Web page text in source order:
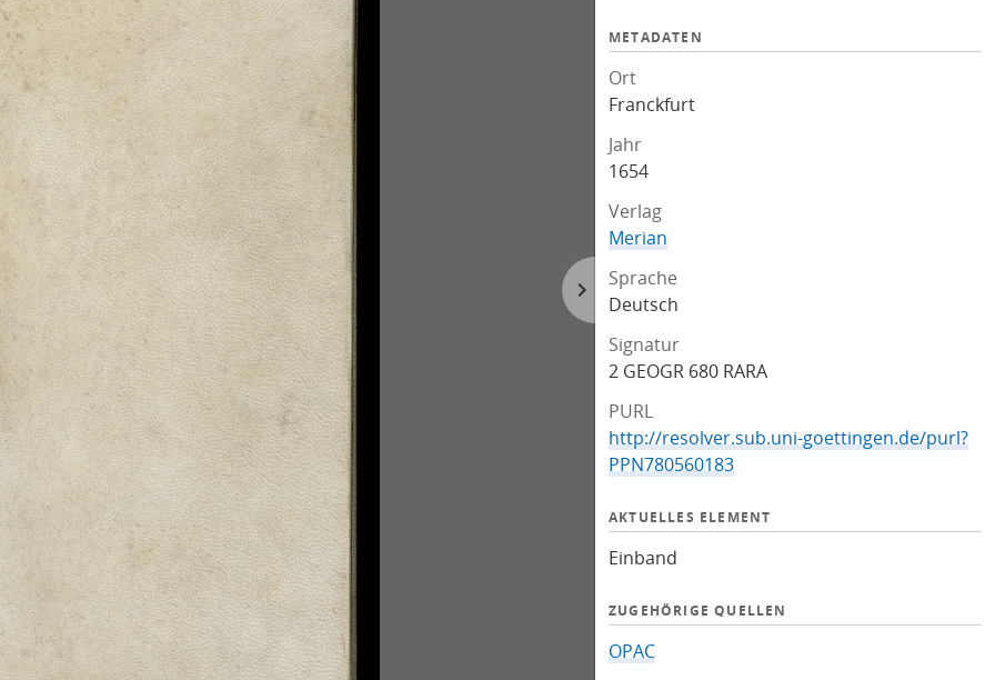
METADATEN
Ort
Franckfurt
Jahr
1654
Verlag
Merian
Sprache
Deutsch
Signatur
2 GEOGR 680 RARA
PURL
http://resolver.sub.uni-goettingen.de/purl?
PPN780560183
AKTUELLES ELEMENT
Einband
ZUGEHÖRIGE QUELLEN
OPAC